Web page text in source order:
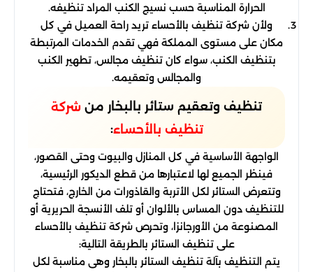
الحرارة المناسبة حسب نسيج الكنب المراد تنظيفه.
ولأن شركة تنظيف بالأحساء تريد راحة العميل في كل
مكان على مستوى المملكة فهي تقدم الخدمات المرتبطة
بتنظيف الكنب، سواء كان تنظيف مجالس، تطهير الكنب
والمجالس وتعقيمه.
تنظيف وتعقيم ستائر بالبخار من شركة
تنظيف بالأحساء:
الواجهة الأساسية في كل المنازل والبيوت وحتى القصور،
فينظر الجميع لها لاعتبارها من قطع الديكور الرئيسية،
وتتعرض الستائر لكل الأتربة والقاذورات من الخارج، فتحتاج
للتنظيف دون المساس بالألوان أو تلف الأنسجة الحريرية أو
المصنوعة من الأورجانزا، وتحرص شركة تنظيف بالأحساء
على تنظيف الستائر بالطريقة التالية:
يتم التنظيف بآلة تنظيف الستائر بالبخار وهى مناسبة لكل